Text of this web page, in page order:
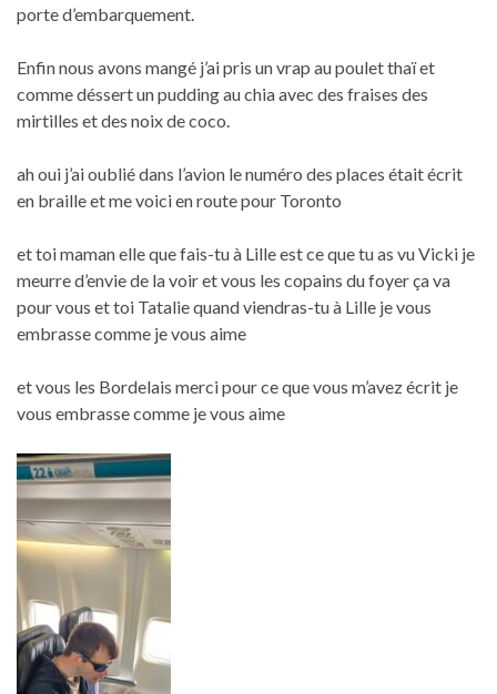
porte d’embarquement.
Enfin nous avons mangé j’ai pris un vrap au poulet thaï et
comme déssert un pudding au chia avec des fraises des
mirtilles et des noix de coco.
ah oui j’ai oublié dans l’avion le numéro des places était écrit
en braille et me voici en route pour Toronto
et toi maman elle que fais-tu à Lille est ce que tu as vu Vicki je
meurre d’envie de la voir et vous les copains du foyer ça va
pour vous et toi Tatalie quand viendras-tu à Lille je vous
embrasse comme je vous aime
et vous les Bordelais merci pour ce que vous m’avez écrit je
vous embrasse comme je vous aime